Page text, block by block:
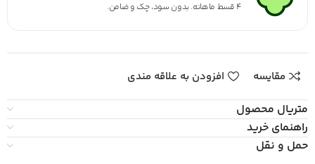
۴ قسط ماهانه. بدون سود، چک و ضامن.
مقایسه افزودن به علاقه مندی
متریال محصول
راهنمای خرید
حمل و نقل